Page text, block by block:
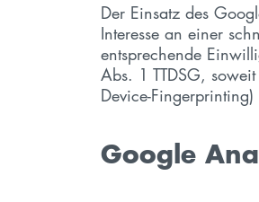
Der Einsatz des
Interesse an einer
entsprechende
Abs. 1 TTDSG,
Device-
Google